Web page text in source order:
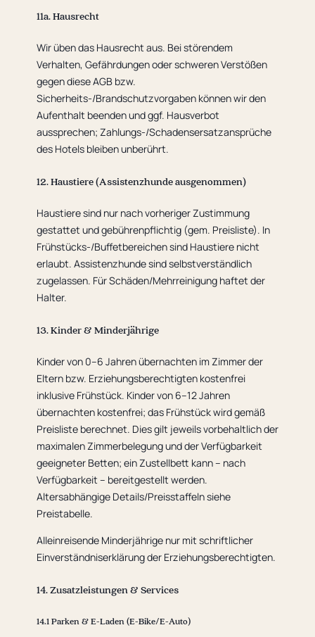
11a. Hausrecht
Wir üben das Hausrecht aus. Bei störendem
Verhalten, Gefährdungen oder schweren Verstößen
gegen diese AGB bzw.
Sicherheits-/Brandschutzvorgaben können wir den
Aufenthalt beenden und ggf. Hausverbot
aussprechen; Zahlungs-/Schadensersatzansprüche
des Hotels bleiben unberührt.
12. Haustiere (Assistenzhunde ausgenommen)
Haustiere sind nur nach vorheriger Zustimmung
gestattet und gebührenpflichtig (gem. Preisliste). In
Frühstücks-/Buffetbereichen sind Haustiere nicht
erlaubt. Assistenzhunde sind selbstverständlich
zugelassen. Für Schäden/Mehrreinigung haftet der
Halter.
13. Kinder & Minderjährige
Kinder von 0–6 Jahren übernachten im Zimmer der
Eltern bzw. Erziehungsberechtigten kostenfrei
inklusive Frühstück. Kinder von 6–12 Jahren
übernachten kostenfrei; das Frühstück wird gemäß
Preisliste berechnet. Dies gilt jeweils vorbehaltlich der
maximalen Zimmerbelegung und der Verfügbarkeit
geeigneter Betten; ein Zustellbett kann – nach
Verfügbarkeit – bereitgestellt werden.
Altersabhängige Details/Preisstaffeln siehe
Preistabelle.
Alleinreisende Minderjährige nur mit schriftlicher
Einverständniserklärung der Erziehungsberechtigten.
14. Zusatzleistungen & Services
14.1 Parken & E-Laden (E-Bike/E-Auto)